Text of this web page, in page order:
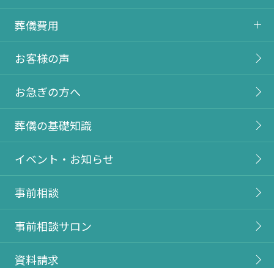
葬儀費用
お客様の声
お急ぎの方へ
葬儀の基礎知識
イベント・お知らせ
事前相談
事前相談サロン
資料請求